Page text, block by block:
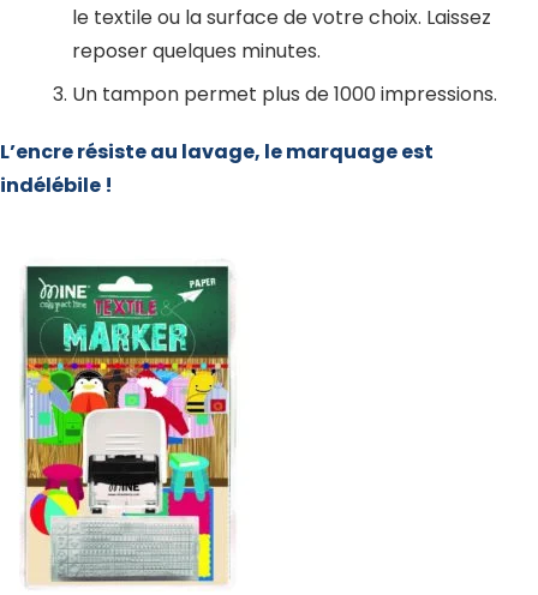
le textile ou la surface de votre choix. Laissez
reposer quelques minutes.
Un tampon permet plus de 1000 impressions.
L’encre résiste au lavage, le marquage est
indélébile !